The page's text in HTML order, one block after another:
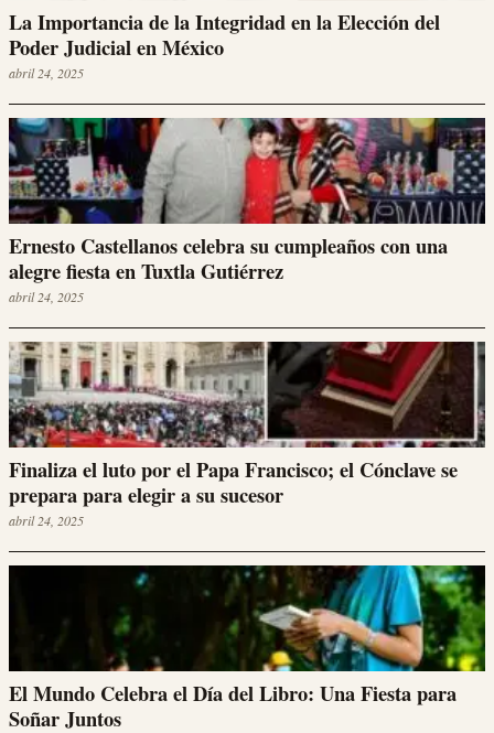
La Importancia de la Integridad en la Elección del
Poder Judicial en México
abril 24, 2025
Ernesto Castellanos celebra su cumpleaños con una
alegre fiesta en Tuxtla Gutiérrez
abril 24, 2025
Finaliza el luto por el Papa Francisco; el Cónclave se
prepara para elegir a su sucesor
abril 24, 2025
El Mundo Celebra el Día del Libro: Una Fiesta para
Soñar Juntos